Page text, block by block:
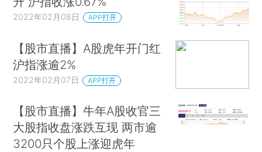
2022年02月08日 APP打开
【股市直播】A股虎年开门红
沪指涨逾2%
2022年02月07日 APP打开
【股市直播】牛年A股收官三
大股指收盘涨跌互现 两市逾
3200只个股上涨迎虎年